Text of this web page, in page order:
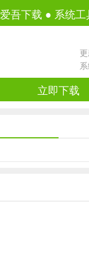
爱吾下载 ● 系统工
立即下载